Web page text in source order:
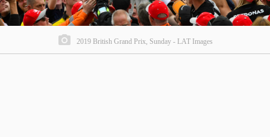
2019 British Grand Prix, Sunday - LAT Images